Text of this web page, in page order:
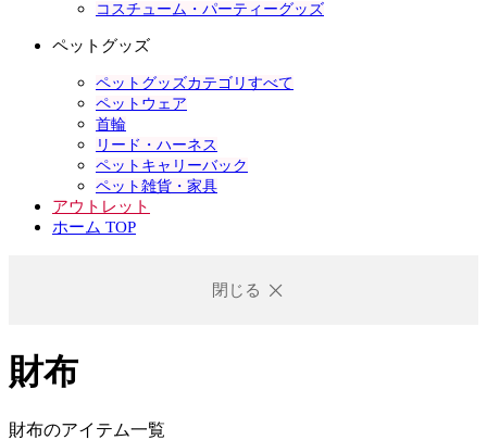
コスチューム・パーティーグッズ
ペットグッズ
ペットグッズカテゴリすべて
ペットウェア
首輪
リード・ハーネス
ペットキャリーバック
ペット雑貨・家具
アウトレット
ホーム TOP
閉じる
財布
財布のアイテム一覧